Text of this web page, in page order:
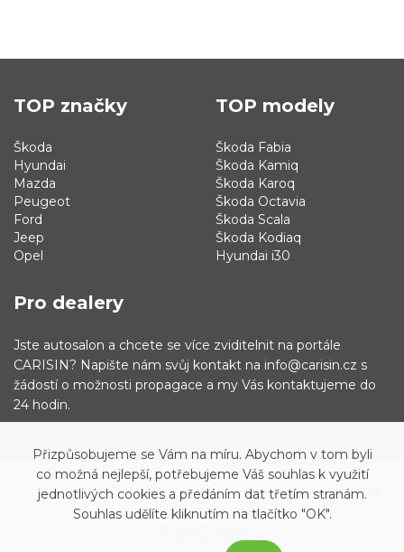
TOP značky
Škoda
Hyundai
Mazda
Peugeot
Ford
Jeep
Opel
TOP modely
Škoda Fabia
Škoda Kamiq
Škoda Karoq
Škoda Octavia
Škoda Scala
Škoda Kodiaq
Hyundai i30
Pro dealery
Jste autosalon a chcete se více zviditelnit na portále
CARISIN? Napište nám svůj kontakt na info@carisin.cz s
žádostí o možnosti propagace a my Vás kontaktujeme do
24 hodin.
© 2019 - 2021 Carisin.cz Archiv vozů Facebook
Přizpůsobujeme se Vám na míru. Abychom v tom byli
co možná nejlepší, potřebujeme Váš souhlas k využití
jednotlivých cookies a předáním dat třetím stranám.
Souhlas udělíte kliknutím na tlačítko "OK".